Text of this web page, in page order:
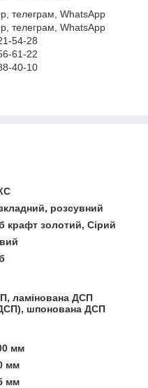
телеграм, WhatsApp
телеграм, WhatsApp
54-28
61-22
40-10
розсувний
крафт золотий, Сірий
ламінована ДСП
шпонована ДСП
мм
мм
мм